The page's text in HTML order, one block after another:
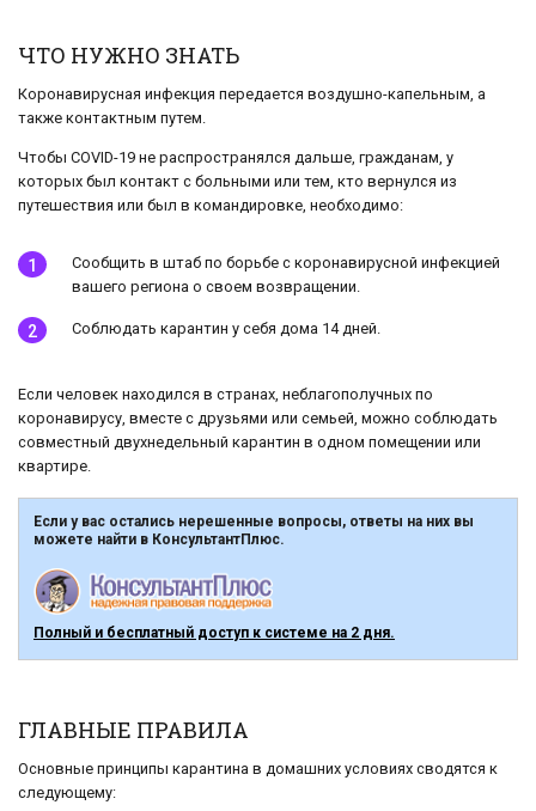
ЧТО НУЖНО ЗНАТЬ
Коронавирусная инфекция передается воздушно-капельным, а
также контактным путем.
Чтобы COVID-19 не распространялся дальше, гражданам, у
которых был контакт с больными или тем, кто вернулся из
путешествия или был в командировке, необходимо:
Сообщить в штаб по борьбе с коронавирусной инфекцией
вашего региона о своем возвращении.
Соблюдать карантин у себя дома 14 дней.
Если человек находился в странах, неблагополучных по
коронавирусу, вместе с друзьями или семьей, можно соблюдать
совместный двухнедельный карантин в одном помещении или
квартире.
Если у вас остались нерешенные вопросы, ответы на них вы
можете найти в КонсультантПлюс.
Полный и бесплатный доступ к системе на 2 дня.
ГЛАВНЫЕ ПРАВИЛА
Основные принципы карантина в домашних условиях сводятся к
следующему: